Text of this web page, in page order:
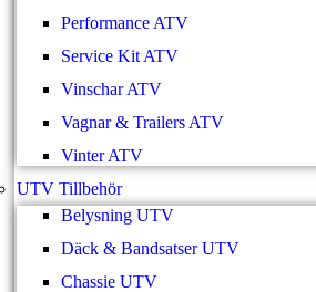
Performance ATV
Service Kit ATV
Vinschar ATV
Vagnar & Trailers ATV
Vinter ATV
UTV Tillbehör
Belysning UTV
Däck & Bandsatser UTV
Chassie UTV